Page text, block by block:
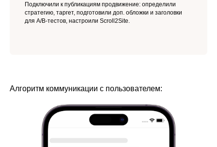
Подключили к публикациям продвижение: определили
стратегию, таргет, подготовили доп. обложки и заголовки
для A/B-тестов, настроили Scroll2Site.
Алгоритм коммуникации с пользователем: